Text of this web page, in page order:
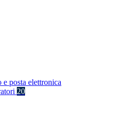
e posta elettronica
20